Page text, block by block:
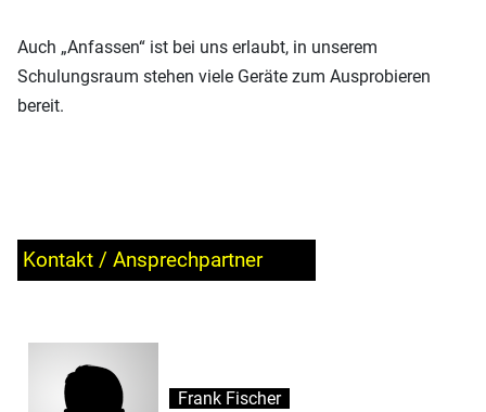
Auch „Anfassen“ ist bei uns erlaubt, in unserem
Schulungsraum stehen viele Geräte zum Ausprobieren
bereit.
Kontakt / Ansprechpartner
Frank Fischer